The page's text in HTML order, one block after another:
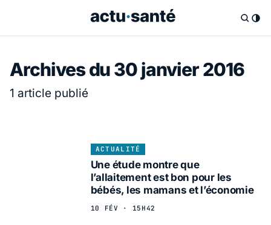
Archives du 30 janvier 2016
1 article publié
ACTUALITÉ
Une étude montre que
l’allaitement est bon pour les
bébés, les mamans et l’économie
10 FÉV · 15H42